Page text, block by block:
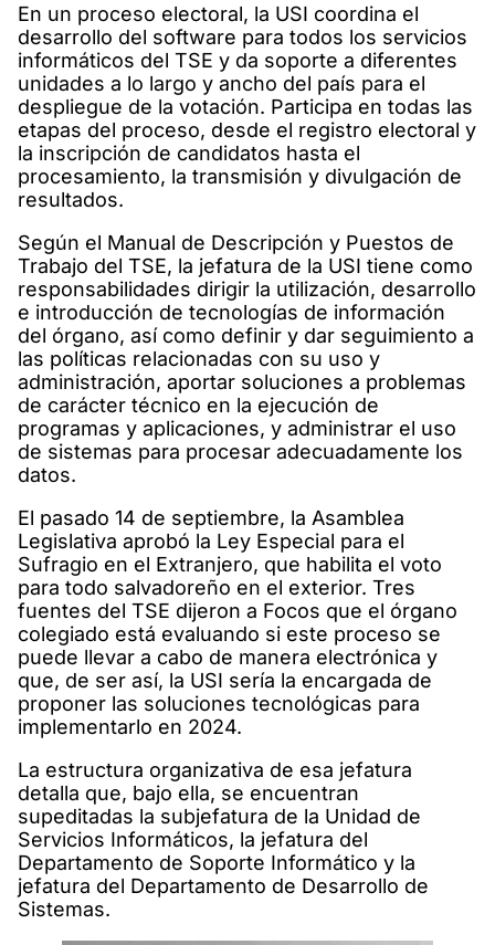
En un proceso electoral, la USI coordina el
desarrollo del software para todos los servicios
informáticos del TSE y da soporte a diferentes
unidades a lo largo y ancho del país para el
despliegue de la votación. Participa en todas las
etapas del proceso, desde el registro electoral y
la inscripción de candidatos hasta el
procesamiento, la transmisión y divulgación de
resultados.
Según el Manual de Descripción y Puestos de
Trabajo del TSE, la jefatura de la USI tiene como
responsabilidades dirigir la utilización, desarrollo
e introducción de tecnologías de información
del órgano, así como definir y dar seguimiento a
las políticas relacionadas con su uso y
administración, aportar soluciones a problemas
de carácter técnico en la ejecución de
programas y aplicaciones, y administrar el uso
de sistemas para procesar adecuadamente los
datos.
El pasado 14 de septiembre, la Asamblea
Legislativa aprobó la Ley Especial para el
Sufragio en el Extranjero, que habilita el voto
para todo salvadoreño en el exterior. Tres
fuentes del TSE dijeron a Focos que el órgano
colegiado está evaluando si este proceso se
puede llevar a cabo de manera electrónica y
que, de ser así, la USI sería la encargada de
proponer las soluciones tecnológicas para
implementarlo en 2024.
La estructura organizativa de esa jefatura
detalla que, bajo ella, se encuentran
supeditadas la subjefatura de la Unidad de
Servicios Informáticos, la jefatura del
Departamento de Soporte Informático y la
jefatura del Departamento de Desarrollo de
Sistemas.